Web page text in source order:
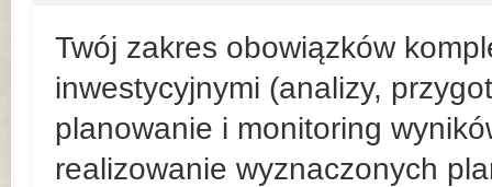
Twój zakres obowiązków
inwestycyjnymi (analizy,
planowanie i monitoring
realizowanie wyznaczonych